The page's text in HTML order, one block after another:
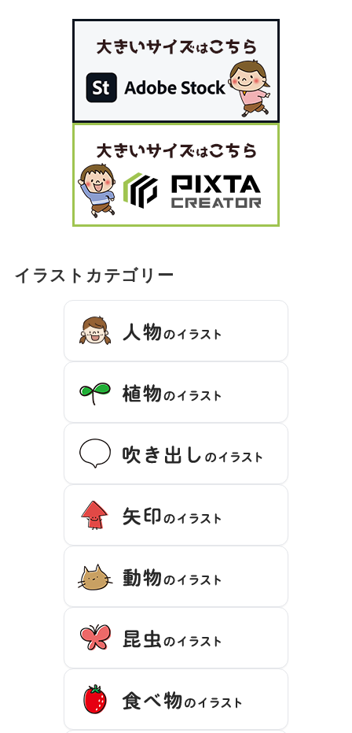
イラストカテゴリー